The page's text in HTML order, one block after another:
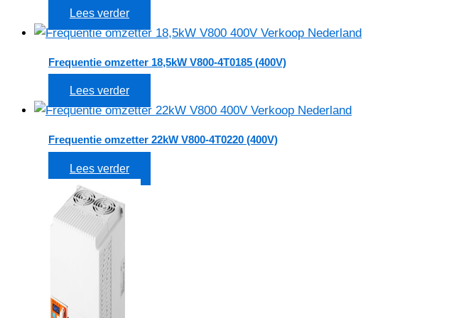
Lees verder
Frequentie omzetter 18,5kW V800-4T0185 (400V)
Lees verder
Frequentie omzetter 22kW V800-4T0220 (400V)
Lees verder